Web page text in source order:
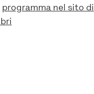
programma nel sito di